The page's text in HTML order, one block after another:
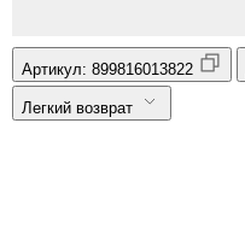
Артикул: 899816013822
Легкий возврат